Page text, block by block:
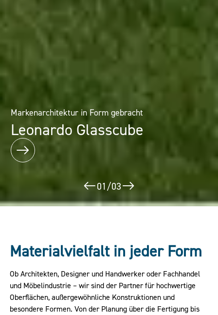
Markenarchitektur in Form gebracht
Leonardo Glasscube
Architektur als Erlebnis: Mineralwerkstofflösungen im
Designhotel
Puerta América
02/03
Materialvielfalt in jeder Form
Ob Architekten, Designer und Handwerker oder Fachhandel
und Möbelindustrie – wir sind der Partner für hochwertige
Oberflächen, außergewöhnliche Konstruktionen und
besondere Formen. Von der Planung über die Fertigung bis